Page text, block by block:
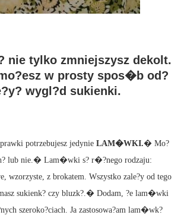
nie tylko zmniejszysz dekolt.
w prosty spos�b od?
wygl?d sukienki.
potrzebujesz jedynie LAM�WKI.� Mo?
lub nie.� Lam�wki s? r�?nego rodzaju:
wzorzyste, z brokatem. Wszystko zale?y od tego
sukienk? czy bluzk?.� Dodam, ?e lam�wki
szeroko?ciach. Ja zastosowa?am lam�wk?